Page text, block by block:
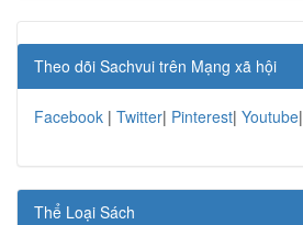
Theo dõi Sachvui trên Mạng xã hội
Facebook | Twitter| Pinterest| Youtube|
Thể Loại Sách